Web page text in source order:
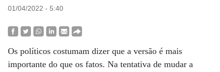
01/04/2022 - 5:40
Os políticos costumam dizer que a versão é mais
importante do que os fatos. Na tentativa de mudar a